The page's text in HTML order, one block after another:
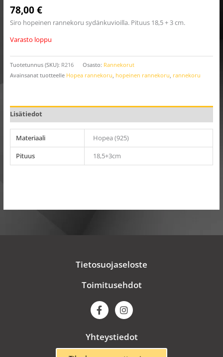
78,00€
Siro hopeinen rannekoru sydänkuvioilla. Pituus 18,5 + 3 cm.
Varasto loppu
Tuotetunnus (SKU): R216 Osasto: Rannekorut
Avainsanat tuotteelle Hopea rannekoru hopeinen rannekoru rannekoru
Lisätiedot
Materiaali
Hopea (925)
Pituus
18,5+3cm
Tietosuojaseloste
Toimitusehdot
F
a
c
b
o
I
n
s
a
g
Yhteystiedot